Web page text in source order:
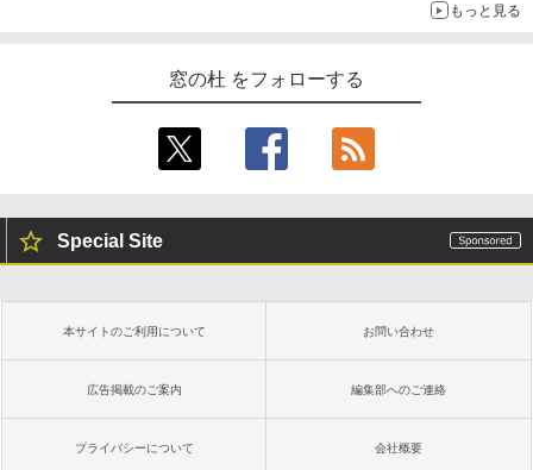
もっと見る
窓の杜 をフォローする
Special Site
本サイトのご利用について お問い合わせ
広告掲載のご案内 編集部へのご連絡
プライバシーについて 会社概要